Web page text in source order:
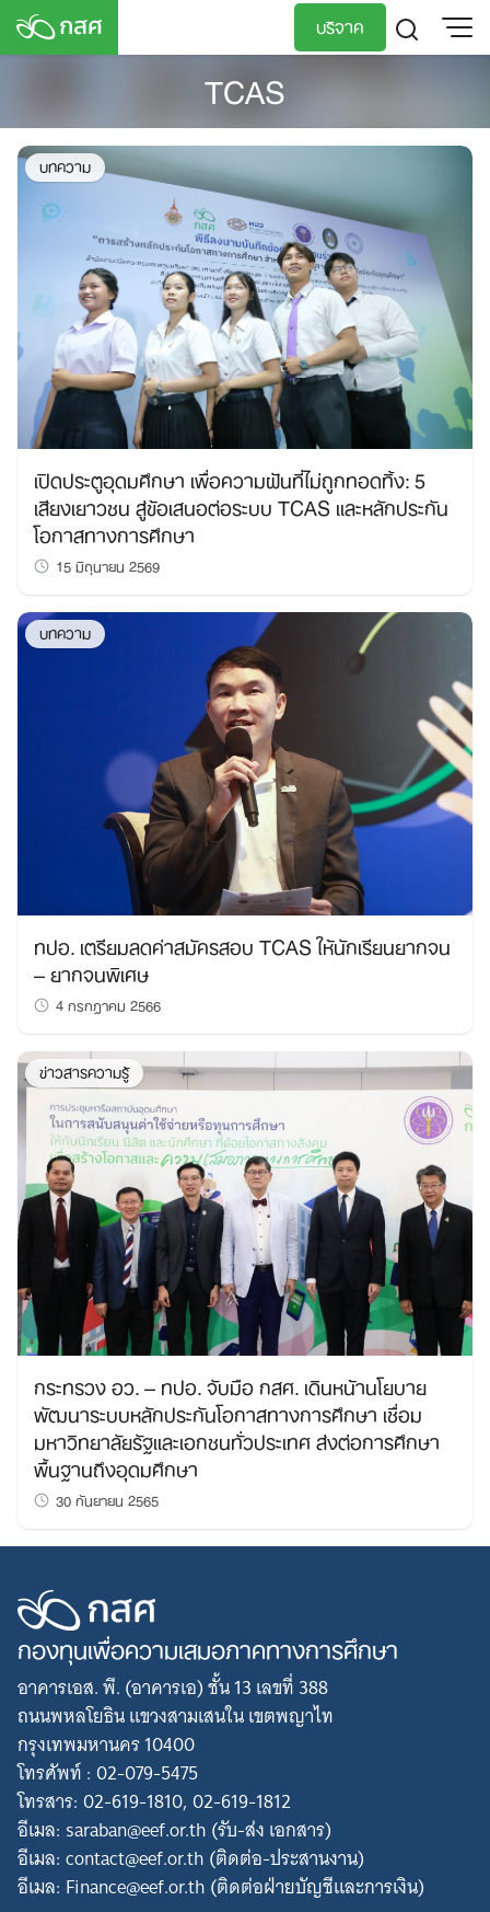
Skip
บริจาค
TCAS
บทความ
เปิดประตูอุดมศึกษา เพื่อความฝันที่ไม่ถูกทอดทิ้ง: 5
เสียงเยาวชน สู่ข้อเสนอต่อระบบ TCAS และหลักประกัน
โอกาสทางการศึกษา
15 มิถุนายน 2569
บทความ
ทปอ. เตรียมลดค่าสมัครสอบ TCAS ให้นักเรียนยากจน
– ยากจนพิเศษ
4 กรกฎาคม 2566
ข่าวสารความรู้
กระทรวง อว. – ทปอ. จับมือ กสศ. เดินหน้านโยบาย
พัฒนาระบบหลักประกันโอกาสทางการศึกษา เชื่อม
มหาวิทยาลัยรัฐและเอกชนทั่วประเทศ ส่งต่อการศึกษา
พื้นฐานถึงอุดมศึกษา
30 กันยายน 2565
กองทุนเพื่อความเสมอภาคทางการศึกษา
อาคารเอส. พี. (อาคารเอ) ชั้น 13 เลขที่ 388
ถนนพหลโยธิน แขวงสามเสนใน เขตพญาไท
กรุงเทพมหานคร 10400
โทรศัพท์ : 02-079-5475
โทรสาร: 02-619-1810, 02-619-1812
อีเมล: saraban@eef.or.th (รับ-ส่ง เอกสาร)
อีเมล: contact@eef.or.th (ติดต่อ-ประสานงาน)
อีเมล: Finance@eef.or.th (ติดต่อฝ่ายบัญชีและการเงิน)